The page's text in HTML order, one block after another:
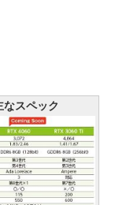
スペック